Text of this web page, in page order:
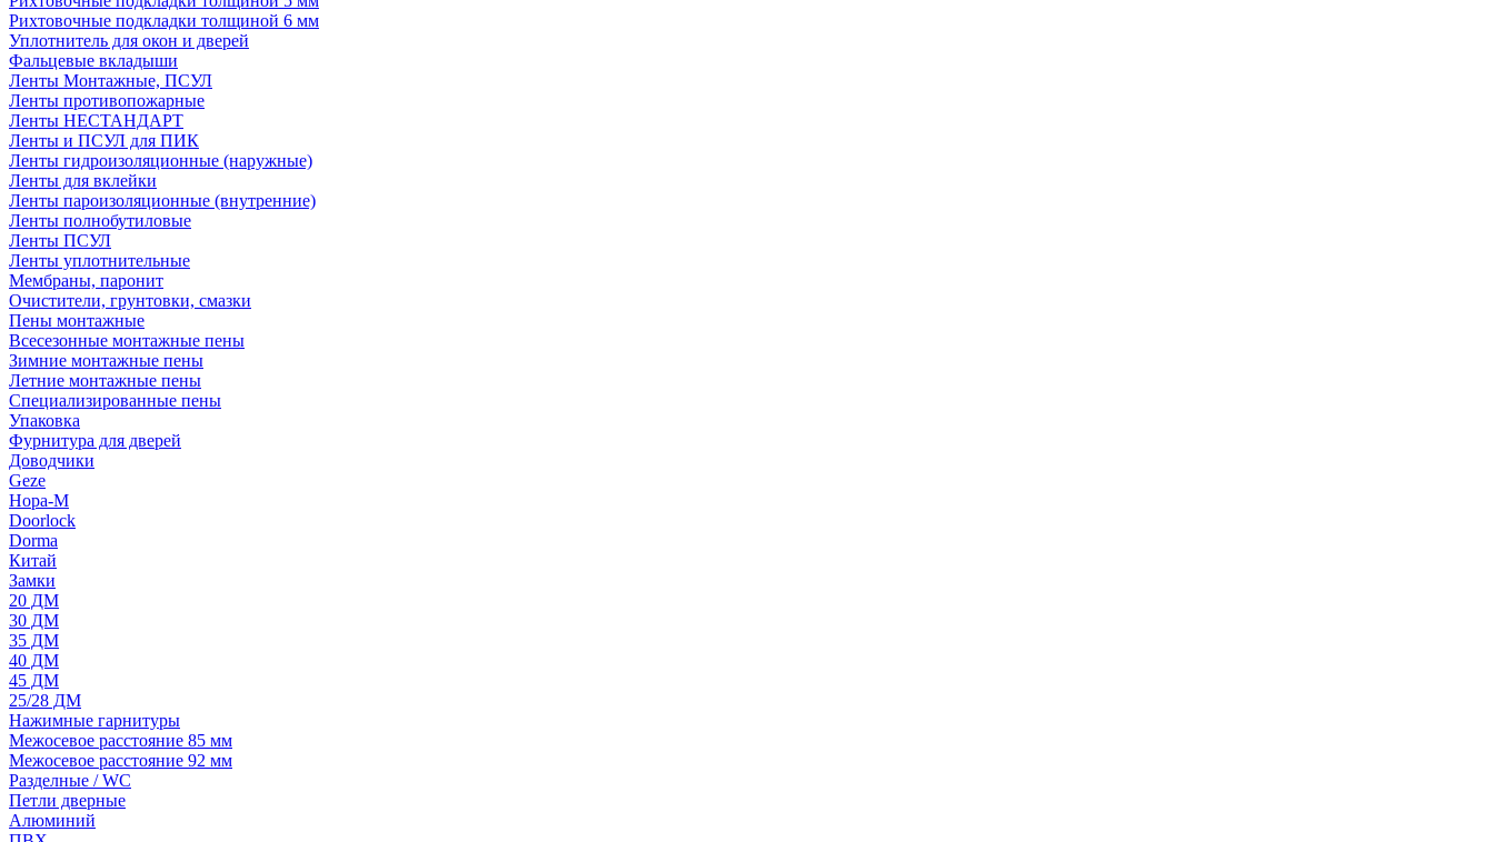
Рихтовочные подкладки толщиной 6 мм
Уплотнитель для окон и дверей
Фальцевые вкладыши
Ленты Монтажные, ПСУЛ
Ленты противопожарные
Ленты НЕСТАНДАРТ
Ленты и ПСУЛ для ПИК
Ленты гидроизоляционные (наружные)
Ленты для вклейки
Ленты пароизоляционные (внутренние)
Ленты полнобутиловые
Ленты ПСУЛ
Ленты уплотнительные
Мембраны, паронит
Очистители, грунтовки, смазки
Пены монтажные
Всесезонные монтажные пены
Зимние монтажные пены
Летние монтажные пены
Специализированные пены
Упаковка
Фурнитура для дверей
Доводчики
Geze
Нора-М
Doorlock
Dorma
Китай
Замки
20 ДМ
30 ДМ
35 ДМ
40 ДМ
45 ДМ
25/28 ДМ
Нажимные гарнитуры
Межосевое расстояние 85 мм
Межосевое расстояние 92 мм
Разделные / WC
Петли дверные
Алюминий